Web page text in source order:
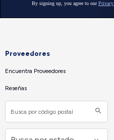
Proveedores
Encuentra Proveedores
Reseñas